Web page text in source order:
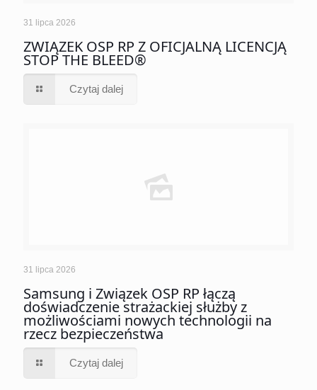
31 lipca 2026
ZWIĄZEK OSP RP Z OFICJALNĄ LICENCJĄ
STOP THE BLEED®
Czytaj dalej
31 lipca 2026
Samsung i Związek OSP RP łączą
doświadczenie strażackiej służby z
możliwościami nowych technologii na
rzecz bezpieczeństwa
Czytaj dalej